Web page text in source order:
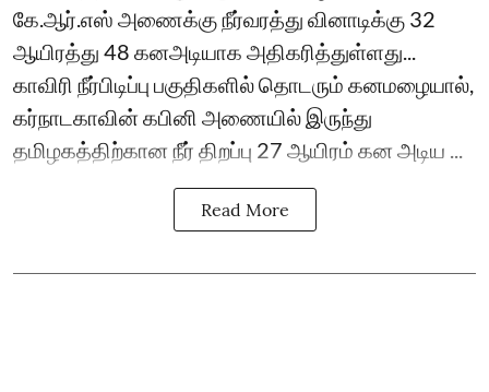
கே.ஆர்.எஸ் அணைக்கு நீர்வரத்து வினாடிக்கு 32
ஆயிரத்து 48 கனஅடியாக அதிகரித்துள்ளது...
காவிரி நீர்பிடிப்பு பகுதிகளில் தொடரும் கனமழையால்,
கர்நாடகாவின் கபினி அணையில் இருந்து
தமிழகத்திற்கான நீர் திறப்பு 27 ஆயிரம் கன அடிய ...
Read More